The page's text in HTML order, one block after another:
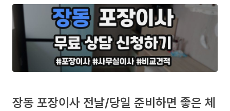
장동 포장이사 전날/당일 준비하면 좋은 체